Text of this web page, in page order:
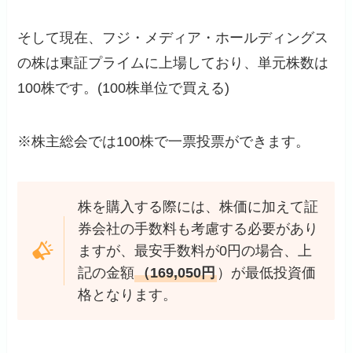
そして現在、フジ・メディア・ホールディングス
の株は東証プライムに上場しており、単元株数は
100株です。(100株単位で買える)
※株主総会では100株で一票投票ができます。
株を購入する際には、株価に加えて証
券会社の手数料も考慮する必要があり
ますが、最安手数料が0円の場合、上
記の金額（169,050円）が最低投資価
格となります。